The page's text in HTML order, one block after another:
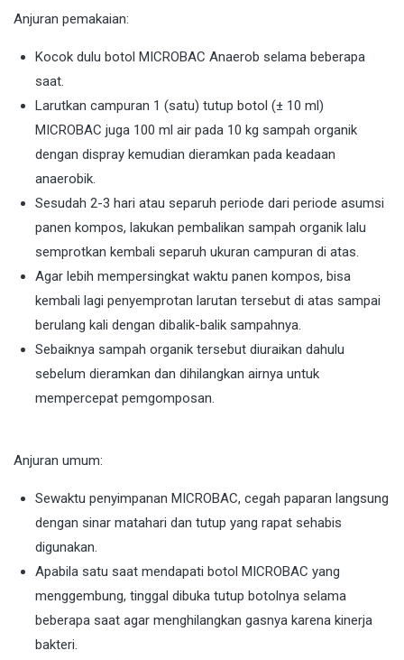
Anjuran pemakaian:
Kocok dulu botol MICROBAC Anaerob selama beberapa
saat.
Larutkan campuran 1 (satu) tutup botol (± 10 ml)
MICROBAC juga 100 ml air pada 10 kg sampah organik
dengan dispray kemudian dieramkan pada keadaan
anaerobik.
Sesudah 2-3 hari atau separuh periode dari periode asumsi
panen kompos, lakukan pembalikan sampah organik lalu
semprotkan kembali separuh ukuran campuran di atas.
Agar lebih mempersingkat waktu panen kompos, bisa
kembali lagi penyemprotan larutan tersebut di atas sampai
berulang kali dengan dibalik-balik sampahnya.
Sebaiknya sampah organik tersebut diuraikan dahulu
sebelum dieramkan dan dihilangkan airnya untuk
mempercepat pemgomposan.
Anjuran umum:
Sewaktu penyimpanan MICROBAC, cegah paparan langsung
dengan sinar matahari dan tutup yang rapat sehabis
digunakan.
Apabila satu saat mendapati botol MICROBAC yang
menggembung, tinggal dibuka tutup botolnya selama
beberapa saat agar menghilangkan gasnya karena kinerja
bakteri.